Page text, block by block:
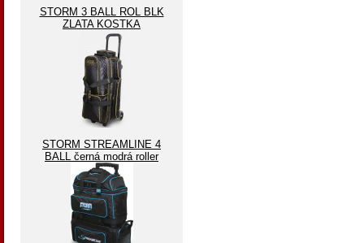
STORM 3 BALL ROL BLK
ZLATA KOSTKA
STORM STREAMLINE 4
BALL černá modrá roller